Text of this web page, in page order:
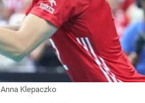
Anna Klepaczko